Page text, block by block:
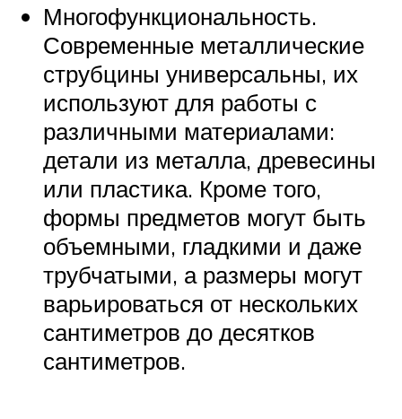
Многофункциональность.
Современные металлические
струбцины универсальны, их
используют для работы с
различными материалами:
детали из металла, древесины
или пластика. Кроме того,
формы предметов могут быть
объемными, гладкими и даже
трубчатыми, а размеры могут
варьироваться от нескольких
сантиметров до десятков
сантиметров.